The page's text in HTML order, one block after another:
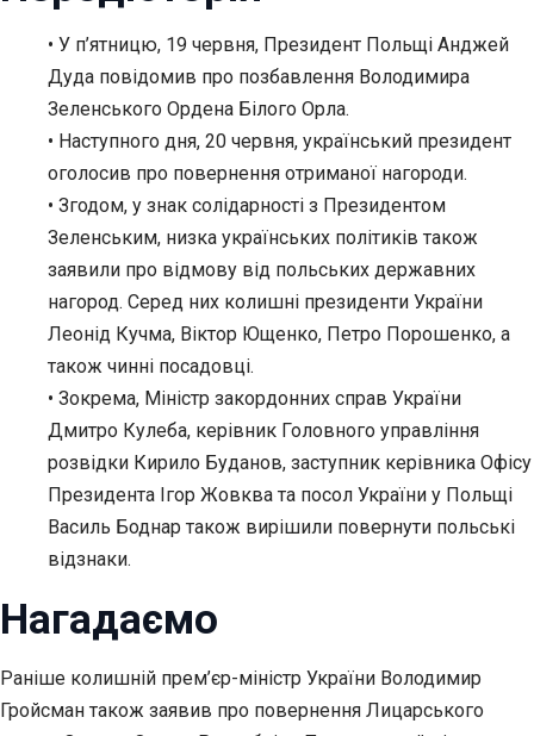
• У п’ятницю, 19 червня, Президент Польщі Анджей
Дуда повідомив про позбавлення Володимира
Зеленського Ордена Білого Орла.
• Наступного дня, 20 червня, український президент
оголосив про повернення отриманої нагороди.
• Згодом, у знак солідарності з Президентом
Зеленським, низка українських політиків також
заявили про відмову від польських державних
нагород. Серед них колишні президенти України
Леонід Кучма, Віктор Ющенко, Петро Порошенко, а
також чинні посадовці.
• Зокрема, Міністр закордонних справ України
Дмитро Кулеба, керівник Головного управління
розвідки Кирило Буданов, заступник керівника Офісу
Президента Ігор Жовква та посол України у Польщі
Василь Боднар також вирішили повернути польські
відзнаки.
Нагадаємо
Раніше колишній прем’єр-міністр України Володимир
Гройсман також заявив про повернення Лицарського